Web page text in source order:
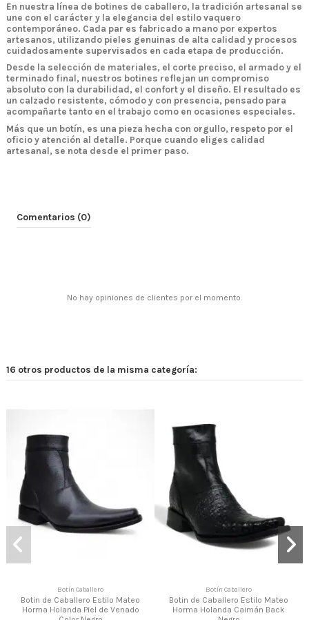
En nuestra línea de botines de caballero, la tradición artesanal se
une con el carácter y la elegancia del estilo vaquero
contemporáneo. Cada par es fabricado a mano por expertos
artesanos, utilizando pieles genuinas de alta calidad y procesos
cuidadosamente supervisados en cada etapa de producción.
Desde la selección de materiales, el corte preciso, el armado y el
terminado final, nuestros botines reflejan un compromiso
absoluto con la durabilidad, el confort y el diseño. El resultado es
un calzado resistente, cómodo y con presencia, pensado para
acompañarte tanto en el trabajo como en ocasiones especiales.
Más que un botín, es una pieza hecha con orgullo, respeto por el
oficio y atención al detalle. Porque cuando eliges calidad
artesanal, se nota desde el primer paso.
Comentarios (0)
No hay opiniones de clientes por el momento.
16 otros productos de la misma categoría:
Botín Caballero
Botin de Caballero Estilo Mateo
Horma Holanda Piel de Venado
Botín Caballero
Botin de Caballero Estilo Mateo
Horma Holanda Caimán Back